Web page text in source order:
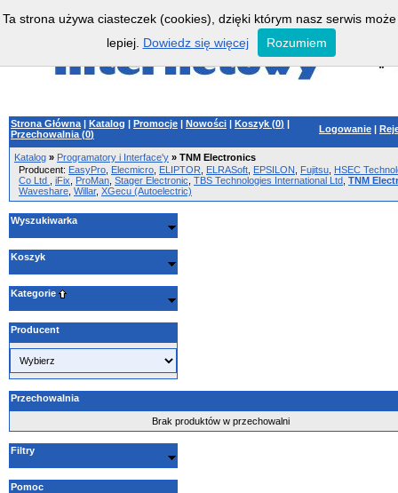
Strona Główna | Katalog | Promocje | Nowości | Koszyk (0) |
Przechowalnia (0) Logowanie |
Katalog » Programatory i Interface'y » TNM Electronics
Producent: EasyPro Elecmicro ELIPTOR ELRASoft EPSILON Fujitsu HSEC
Co Ltd
iFix ProMan Stager Electronic TBS Technologies International Ltd TNM
Waveshare Willar, XGecu (Autoelectric)
Wyszukiwarka
Koszyk
Kategorie
Producent
Przechowalnia
Brak produktów w przechowalni
Filtry
Pomoc
Ta strona używa ciasteczek (cookies), dzięki którym nasz serwis może
lepiej. Dowiedz się więcej Rozumiem